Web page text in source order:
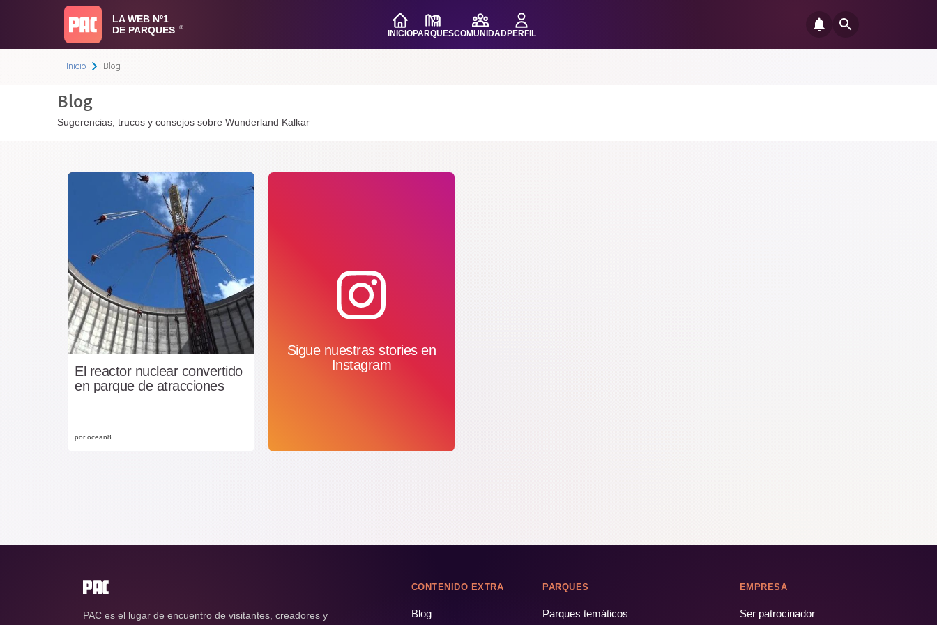
LA WEB Nº1
DE PARQUES
®
INICIOPARQUESCOMUNIDADPERFIL
Inicio Blog
Blog
Sugerencias, trucos y consejos sobre Wunderland Kalkar
El reactor nuclear convertido
en parque de atracciones
por ocean8
Sigue nuestras stories en
Instagram
PAC es el lugar de encuentro de visitantes, creadores y
CONTENIDO EXTRA
Blog
PARQUES
Parques temáticos
EMPRESA
Ser patrocinador